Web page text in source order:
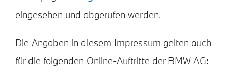
eingesehen und abgerufen werden.
Die Angaben in diesem Impressum gelten auch
für die folgenden Online-Auftritte der BMW AG: